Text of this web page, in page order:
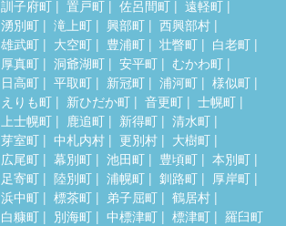
訓子府町
置戸町 佐呂間町
遠軽町
湧別町
滝上町 興部町
西興部村
雄武町
大空町 豊浦町 壮瞥町
白老町
厚真町
洞爺湖町 安平町
むかわ町
日高町
平取町 新冠町 浦河町
様似町
えりも町
新ひだか町 音更町
士幌町
上士幌町
鹿追町 新得町
清水町
芽室町
中札内村 更別村
大樹町
広尾町
幕別町 池田町 豊頃町
本別町
足寄町
陸別町 浦幌町 釧路町
厚岸町
浜中町
標茶町 弟子屈町
鶴居村
白糠町
別海町 中標津町 標津町 羅臼町